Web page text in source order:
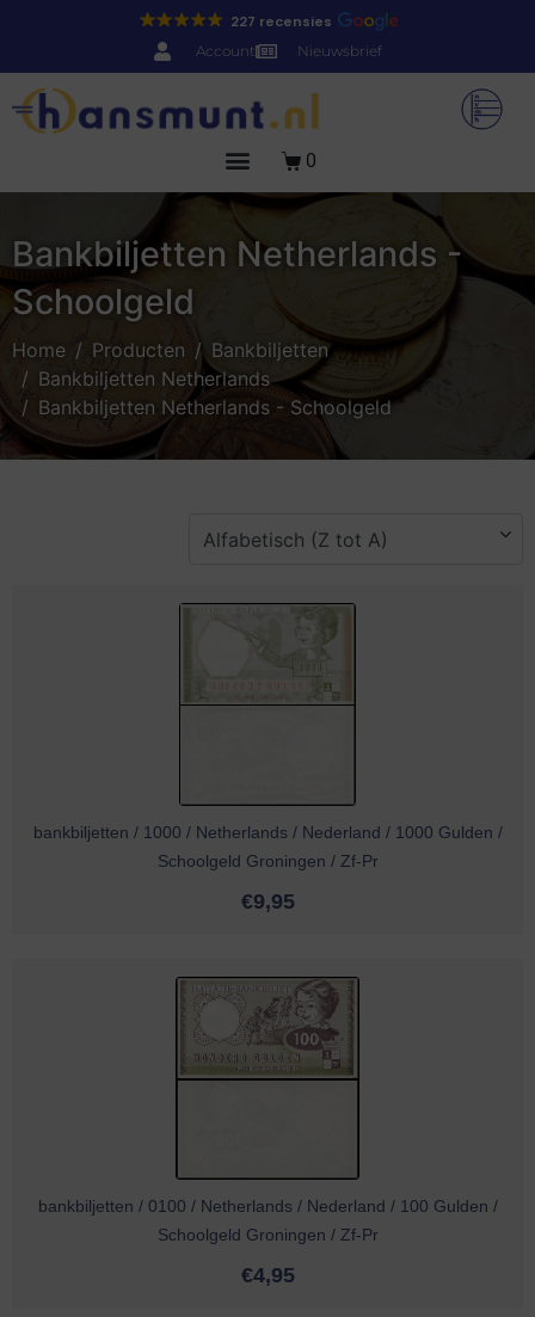
227 recensies
Account Nieuwsbrief
0
Bankbiljetten Netherlands -
Schoolgeld
Home Producten
Bankbiljetten
Bankbiljetten Netherlands
Bankbiljetten Netherlands - Schoolgeld
bankbiljetten / 1000 / Netherlands / Nederland / 1000 Gulden /
Schoolgeld Groningen / Zf-Pr
€9,95
bankbiljetten / 0100 / Netherlands / Nederland / 100 Gulden /
Schoolgeld Groningen / Zf-Pr
€4,95